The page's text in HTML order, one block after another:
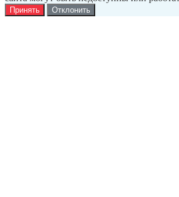
Принять Отклонить